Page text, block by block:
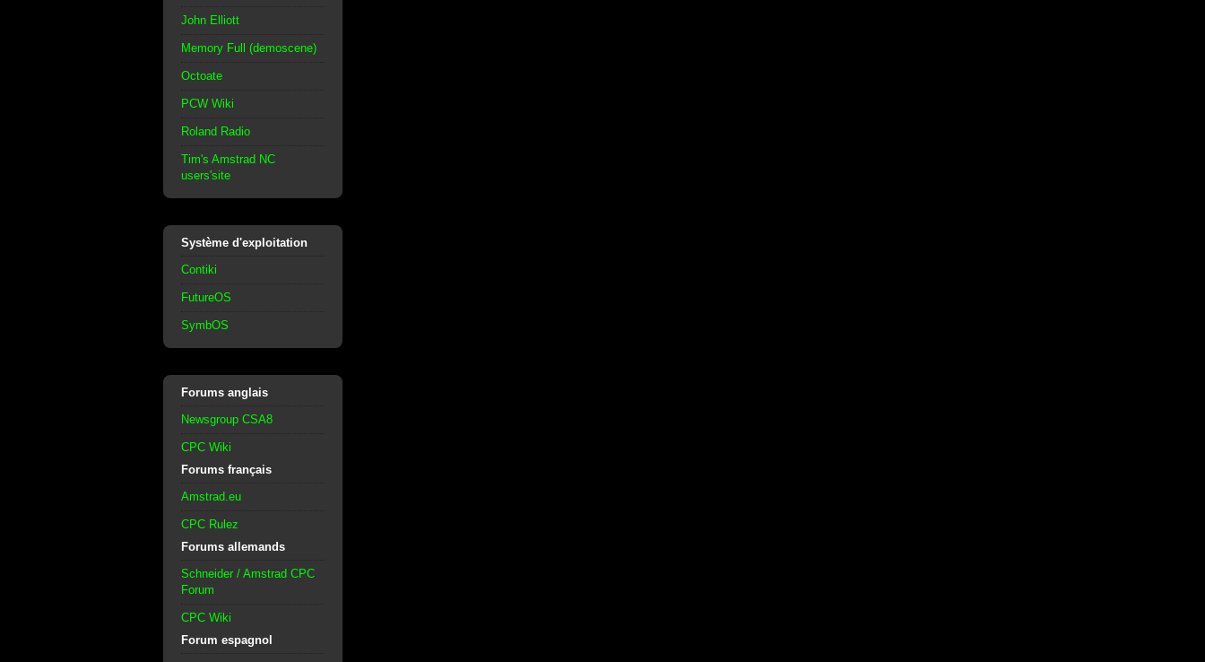
John Elliott
Memory Full (demoscene)
Octoate
PCW Wiki
Roland Radio
Tim's Amstrad NC
users'site
Système d'exploitation
Contiki
FutureOS
SymbOS
Forums anglais
Newsgroup CSA8
CPC Wiki
Forums français
Amstrad.eu
CPC Rulez
Forums allemands
Schneider / Amstrad CPC
Forum
CPC Wiki
Forum espagnol